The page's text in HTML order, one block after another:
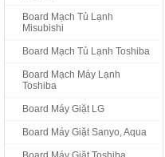
Board Mạch Tủ Lạnh
Misubishi
Board Mạch Tủ Lạnh Toshiba
Board Mạch Máy Lạnh
Toshiba
Board Máy Giặt LG
Board Máy Giặt Sanyo, Aqua